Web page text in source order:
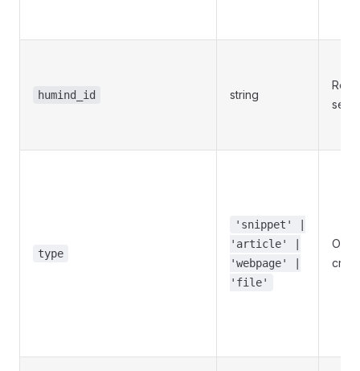
humind_id string
type
'snippet' |
'article' |
'webpage' |
'file'
Oui